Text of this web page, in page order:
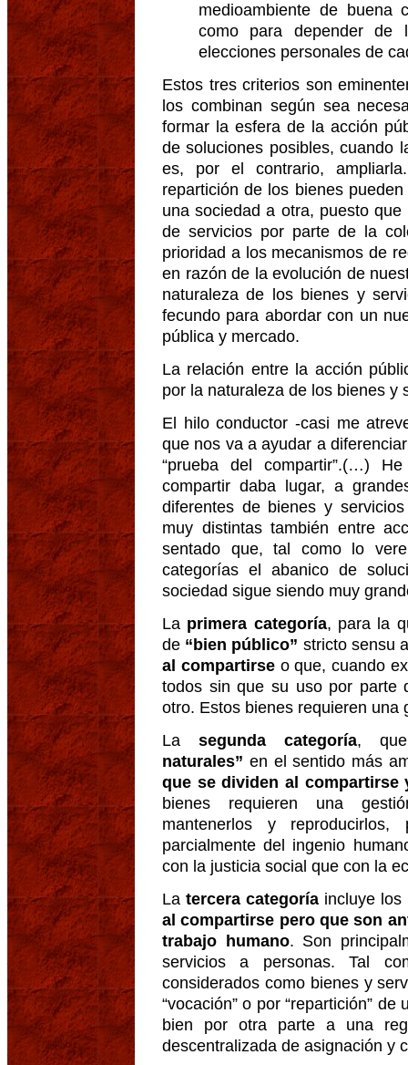
medioambiente de buena
como para depender de
elecciones personales de
Estos tres criterios son
los combinan según sea
formar la esfera de la acción
de soluciones posibles, cuando
es, por el contrario,
repartición de los bienes
una sociedad a otra, puesto
de servicios por parte de la
prioridad a los mecanismos de
en razón de la evolución de
naturaleza de los bienes y
fecundo para abordar con un
pública y mercado.
La relación entre la acción
por la naturaleza de los bienes y
El hilo conductor -casi me
que nos va a ayudar a
“prueba del compartir”.(…)
compartir daba lugar, a
diferentes de bienes y
muy distintas también entre
sentado que, tal como lo
categorías el abanico de
sociedad sigue siendo muy
La primera categoría, para la
de “bien público” stricto sensu
al compartirseo que, cuando
todos sin que su uso por parte
otro. Estos bienes requieren una
La segunda categoría,
naturales” en el sentido más
que se dividen al
bienes requieren una
mantenerlos y
parcialmente del ingenio
con la justicia social que con la
Latercera categoría incluye los
al compartirse pero que son
trabajo humano. Son
servicios a personas. Tal
considerados como bienes y
“vocación” o por “repartición”
bien por otra parte a una
descentralizada de asignación y